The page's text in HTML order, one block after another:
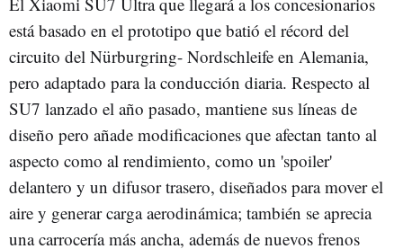
está basado en el prototipo que batió el récord del
circuito del Nürburgring- Nordschleife en Alemania,
pero adaptado para la conducción diaria. Respecto al
SU7 lanzado el año pasado, mantiene sus líneas de
diseño pero añade modificaciones que afectan tanto al
aspecto como al rendimiento, como un 'spoiler'
delantero y un difusor trasero, diseñados para mover el
aire y generar carga aerodinámica; también se aprecia
una carrocería más ancha, además de nuevos frenos